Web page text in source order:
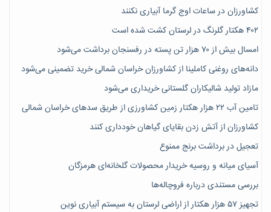
کشاورزان در ساعات اوج گرما آبیاری نکنند
۴۰۲ هکتار گلرنگ در لرستان کشت شده است
امسال بیش از ۷۰ هزار تن پسته در رفسنجان برداشت می‌شود
دانه‌های روغنی کاملینا از کشاورزان خراسان شمالی خرید تضمینی می‌شود
مازاد تولید شالیکاران گلستانی خریداری می‌شود
تامین آب ۲۲ هزار هکتار زمین کشاورزی از طریق سدهای خراسان شمالی
کشاورزان از آتش زدن بقایای گیاهان خودداری کنند
تعجیل در برداشت برنج ممنوع
آسیای میانه و روسیه خریدار محصولات گلخانه‌ای هرمزگان
بررسی مستندی درباره فروچاله‌ها
تجهیز ۵۷ هزار هکتار از اراضی لرستان به سیستم آبیاری نوین